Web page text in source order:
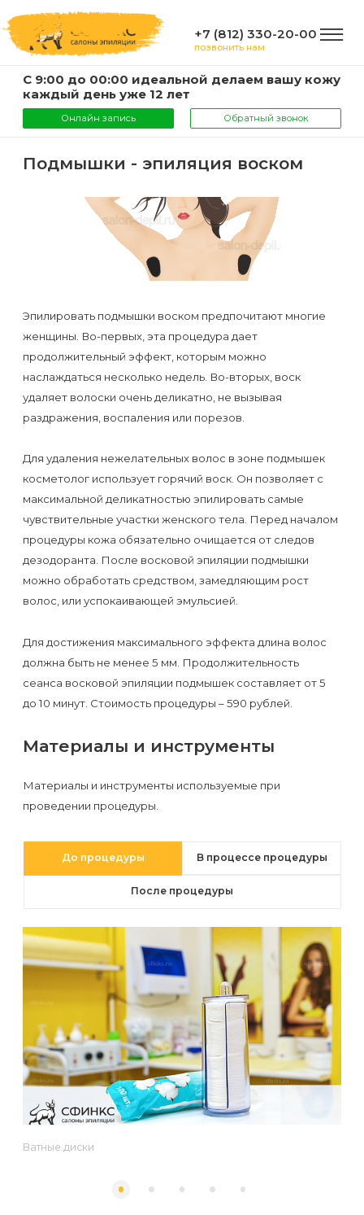
+7 (812) 330-20-00
позвонить нам
С 9:00 до 00:00 идеальной делаем вашу кожу
каждый день уже 12 лет
Онлайн запись Обратный звонок
ГЛАВНАЯ
воском
Шугаринг
Мужская
депиляция
Бикини-
дизайн
КОМПАНИЯ
Мастера
Отзывы
инструменты
Оборудование
Партнерство
Администраторы
ИНФОРМАЦИЯ
Фото
Видео
Вопросы-
ответы
Статьи
ВАЖНО
Подготовка
к
процедуре
эпиляции
воском
или
сахаром
Эпиляция
в
и
Формула-1
Эпиляция
первый
перед
важным
событием
эпиляции
нужно
знать
перед
визитом
косметологу?
КОНТАКТЫ
Подмышки - эпиляция воском
Эпилировать подмышки воском предпочитают многие
женщины. Во-первых, эта процедура дает
продолжительный эффект, которым можно
наслаждаться несколько недель. Во-вторых, воск
удаляет волоски очень деликатно, не вызывая
раздражения, воспаления или порезов.
Для удаления нежелательных волос в зоне подмышек
косметолог использует горячий воск. Он позволяет с
максимальной деликатностью эпилировать самые
чувствительные участки женского тела. Перед началом
процедуры кожа обязательно очищается от следов
дезодоранта. После восковой эпиляции подмышки
можно обработать средством, замедляющим рост
волос, или успокаивающей эмульсией.
Для достижения максимального эффекта длина волос
должна быть не менее 5 мм. Продолжительность
сеанса восковой эпиляции подмышек составляет от 5
до 10 минут. Стоимость процедуры – 590 рублей.
Материалы и инструменты
Материалы и инструменты используемые при
проведении процедуры.
До процедуры В процессе процедуры
После процедуры
Ватные диски